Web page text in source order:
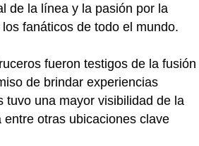
de la línea y la pasión por la
fanáticos de todo el mundo.
fueron testigos de la fusión
de brindar experiencias
tuvo una mayor visibilidad de la
otras ubicaciones clave